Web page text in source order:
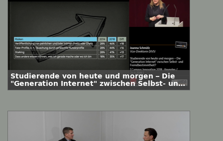
Studierende von heute und morgen – Die
"Generation Internet" zwischen Selbst- und
Fremdbestimmtheit?